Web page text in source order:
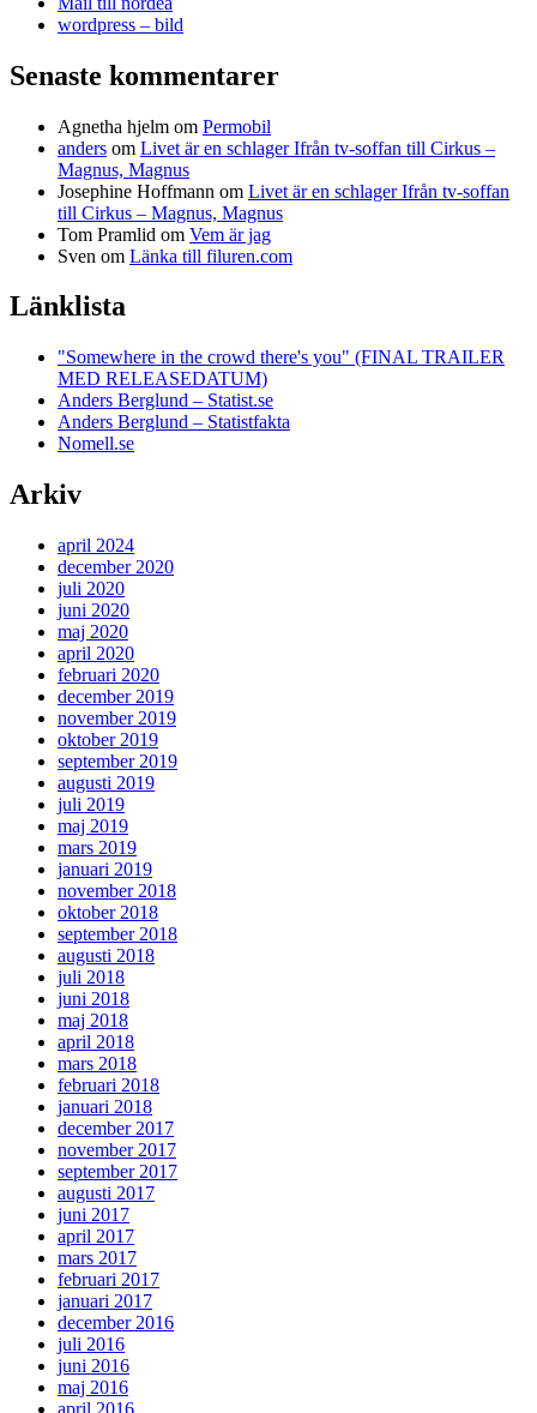
wordpress – bild
Senaste kommentarer
Agnetha hjelm om Permobil
anders om Livet är en schlager Ifrån tv-soffan till Cirkus –
Magnus, Magnus
Josephine Hoffmann om Livet är en schlager Ifrån tv-soffan
till Cirkus – Magnus, Magnus
Tom Pramlid om Vem är jag
Sven om Länka till filuren.com
Länklista
"Somewhere in the crowd there's you" (FINAL TRAILER
MED RELEASEDATUM)
Anders Berglund – Statist.se
Anders Berglund – Statistfakta
Nomell.se
Arkiv
april 2024
december 2020
juli 2020
juni 2020
maj 2020
april 2020
februari 2020
december 2019
november 2019
oktober 2019
september 2019
augusti 2019
juli 2019
maj 2019
mars 2019
januari 2019
november 2018
oktober 2018
september 2018
augusti 2018
juli 2018
juni 2018
maj 2018
april 2018
mars 2018
februari 2018
januari 2018
december 2017
november 2017
september 2017
augusti 2017
juni 2017
april 2017
mars 2017
februari 2017
januari 2017
december 2016
juli 2016
juni 2016
maj 2016